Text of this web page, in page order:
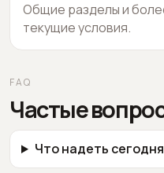
Общие разделы и
текущие условия.
FAQ
Частые
Что надеть